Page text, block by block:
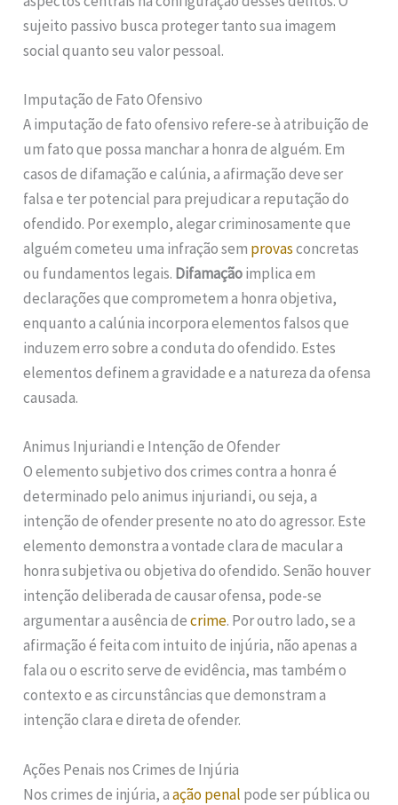
sujeito passivo busca proteger tanto sua imagem
social quanto seu valor pessoal.
Imputação de Fato Ofensivo
A imputação de fato ofensivo refere-se à atribuição de
um fato que possa manchar a honra de alguém. Em
casos de difamação e calúnia, a afirmação deve ser
falsa e ter potencial para prejudicar a reputação do
ofendido. Por exemplo, alegar criminosamente que
alguém cometeu uma infração sem provasconcretas
ou fundamentos legais. Difamaçãoimplica em
declarações que comprometem a honra objetiva,
enquanto a calúnia incorpora elementos falsos que
induzem erro sobre a conduta do ofendido. Estes
elementos definem a gravidade e a natureza da ofensa
causada.
Animus Injuriandi e Intenção de Ofender
O elemento subjetivo dos crimes contra a honra é
determinado pelo animus injuriandi, ou seja, a
intenção de ofender presente no ato do agressor. Este
elemento demonstra a vontade clara de macular a
honra subjetiva ou objetiva do ofendido. Senão houver
intenção deliberada de causar ofensa, pode-se
argumentar a ausência decrime. Por outro lado, se a
afirmação é feita com intuito de injúria, não apenas a
fala ou o escrito serve de evidência, mas também o
contexto e as circunstâncias que demonstram a
intenção clara e direta de ofender.
Ações Penais nos Crimes de Injúria
Nos crimes de injúria, aação penal pode ser pública ou